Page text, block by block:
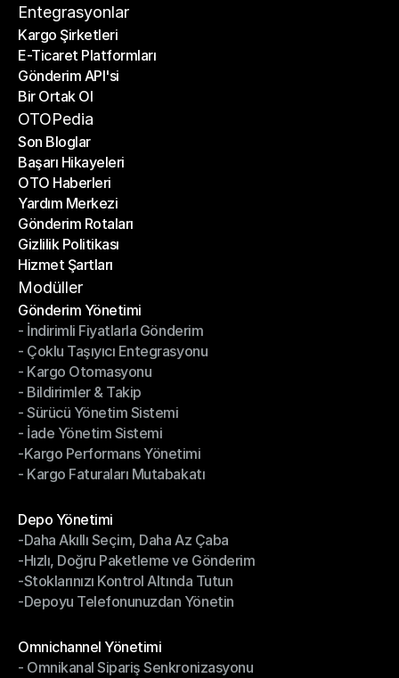
İletişim
Entegrasyonlar
Kargo Şirketleri
Kargo Şirketleri
E-Ticaret Platformları
E-Ticaret Platformları
Gönderim API'si
Gönderim API'si
Bir Ortak Ol
Bir Ortak Ol
OTOPedia
Son Bloglar
Son Bloglar
Başarı Hikayeleri
Başarı Hikayeleri
OTO Haberleri
OTO Haberleri
Yardım Merkezi
Yardım Merkezi
Gönderim Rotaları
Gönderim Rotaları
Gizlilik Politikası
Gizlilik Politikası
Hizmet Şartları
Hizmet Şartları
Modüller
Gönderim Yönetimi
Gönderim Yönetimi
- İndirimli Fiyatlarla Gönderim
- İndirimli Fiyatlarla Gönderim
- Çoklu Taşıyıcı Entegrasyonu
- Çoklu Taşıyıcı Entegrasyonu
- Kargo Otomasyonu
- Kargo Otomasyonu
- Bildirimler & Takip
- Bildirimler & Takip
- Sürücü Yönetim Sistemi
- Sürücü Yönetim Sistemi
- İade Yönetim Sistemi
- İade Yönetim Sistemi
-Kargo Performans Yönetimi
-Kargo Performans Yönetimi
- Kargo Faturaları Mutabakatı
Depo Yönetimi
Depo Yönetimi
-Daha Akıllı Seçim, Daha Az Çaba
-Daha Akıllı Seçim, Daha Az Çaba
-Hızlı, Doğru Paketleme ve Gönderim
-Hızlı, Doğru Paketleme ve Gönderim
-Stoklarınızı Kontrol Altında Tutun
-Stoklarınızı Kontrol Altında Tutun
-Depoyu Telefonunuzdan Yönetin
Omnichannel Yönetimi
Omnichannel Yönetimi
- Omnikanal Sipariş Senkronizasyonu